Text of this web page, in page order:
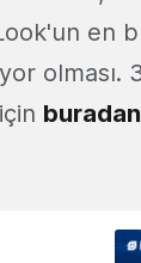
en
olması.
için buradan